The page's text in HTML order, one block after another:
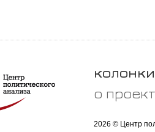
колонки
о
2026 © Центр